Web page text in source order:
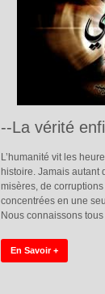
--La vérité
L’humanité vit les
histoire. Jamais autant
misères, de
concentrées en une
Nous connaissons
En Savoir +